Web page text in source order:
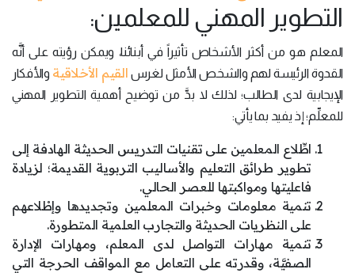
التطوير المهني للمعلمين:
المعلم هو من أكثر الأشخاص تأثيراً في أبنائنا، ويمكن رؤيته على أنَّه
القدوة الرئيسة لهم والشخص الأمثل لغرس القيم الأخلاقية والأفكار
الإيجابية لدى الطالب؛ لذلك لا بدَّ من توضيح أهمية التطوير المهني
للمعلِّم؛ إذ يفيد بما يأتي:
اطِّلاع المعلمين على تقنيات التدريس الحديثة الهادفة إلى
تطوير طرائق التعليم والأساليب التربوية القديمة؛ لزيادة
فاعليتها ومواكبتها للعصر الحالي.
تنمية معلومات وخبرات المعلمين وتجديدها وإطْلاعهم
على النظريات الحديثة والتجارب العلمية المتطورة.
تنمية مهارات التواصل لدى المعلم، ومهارات الإدارة
الصفيَّة، وقدرته على التعامل مع المواقف الحرجة التي